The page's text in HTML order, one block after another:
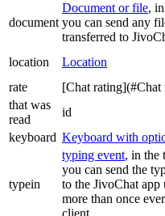
document
Document or file,
you can send any
transferred to
location Location
rate
[Chat rating](#Chat
that was
read
id
keyboard Keyboard with
typein
typing event, in the
you can send the
to the JivoChat app
more than once